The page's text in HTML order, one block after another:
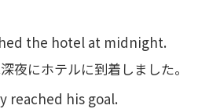
the hotel at midnight.
夜にホテルに到着しました。
reached his goal.